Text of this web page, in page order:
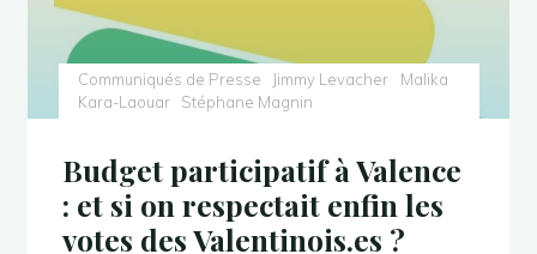
aux
Sénatoriales"
Communiqués de Presse Jimmy Levacher
Malika
Kara-Laouar
Stéphane Magnin
Budget participatif à Valence
: et si on respectait enfin les
votes des Valentinois.es ?